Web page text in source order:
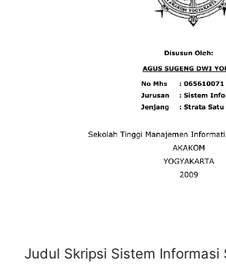
Judul Skripsi Sistem Informasi